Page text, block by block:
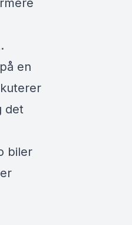
en
det
biler